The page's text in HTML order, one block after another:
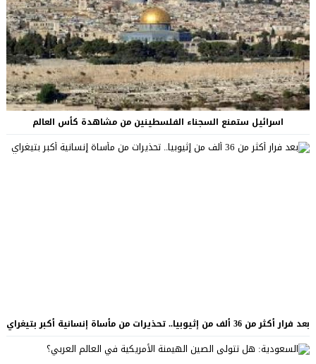
اسرائيل ستمنع السجناء الفلسطينين من مشاهدة كأس العالم
بعد فرار أكثر من 36 ألف من إثيوبيا.. تحذيرات من مأساة إنسانية أكبر بتيغراي